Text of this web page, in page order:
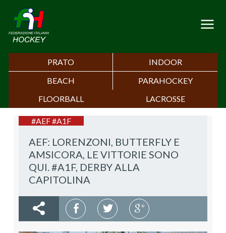
PRATO
INDOOR
BEACH
PARAHOCKEY
FLOORBALL
LACROSSE
AEF: LORENZONI, BUTTERFLY E
AMSICORA, LE VITTORIE SONO
QUI. #A1F, DERBY ALLA
CAPITOLINA
#AEF #A1F